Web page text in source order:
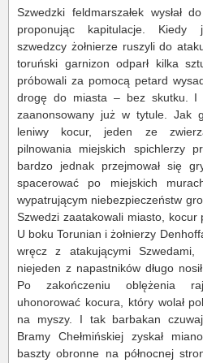
Szwedzki feldmarszałek wysłał
proponując kapitulacje. Kiedy
szwedzcy żołnierze ruszyli do
toruński garnizon odparł kilka
próbowali za pomocą petard
drogę do miasta – bez skutku. I
zaanonsowany już w tytule. Jak
leniwy kocur, jeden ze
pilnowania miejskich spichlerzy
bardzo jednak przejmował się
spacerować po miejskich
wypatrującym niebezpieczeństw
Szwedzi zaatakowali miasto, kocur
U boku Torunian i żołnierzy
wręcz z atakującymi Szwedami,
niejeden z napastników długo
Po zakończeniu oblężenia
uhonorować kocura, który wolał
na myszy. I tak barbakan
Bramy Chełmińskiej zyskał
baszty obronne na północnej